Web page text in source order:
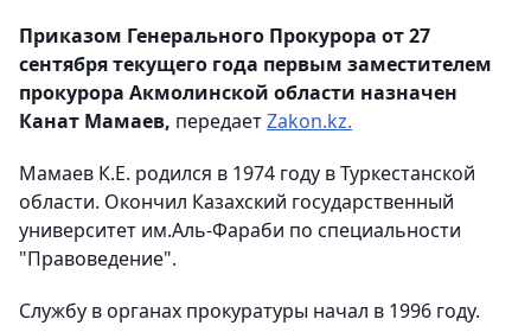
Приказом Генерального Прокурора от 27
сентября текущего года первым заместителем
прокурора Акмолинской области назначен
Канат Мамаев, передаетZakon.kz.
Мамаев К.Е. родился в 1974 году в Туркестанской
области. Окончил Казахский государственный
университет им.Аль-Фараби по специальности
"Правоведение".
Службу в органах прокуратуры начал в 1996 году.